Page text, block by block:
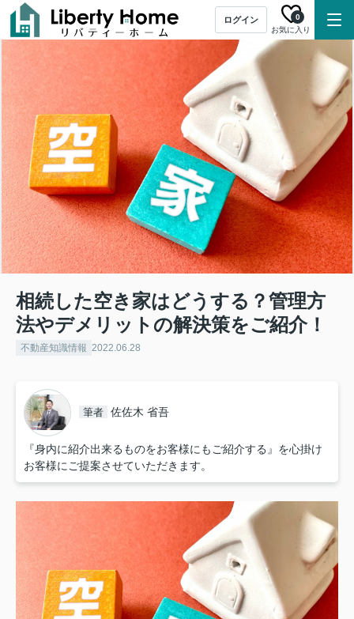
ログイン
お気に入り
0
相続した空き家はどうする？管理方
法やデメリットの解決策をご紹介！
不動産知識情報 2022.06.28
筆者 佐佐木 省吾
『身内に紹介出来るものをお客様にもご紹介する』を心掛け
お客様にご提案させていただきます。